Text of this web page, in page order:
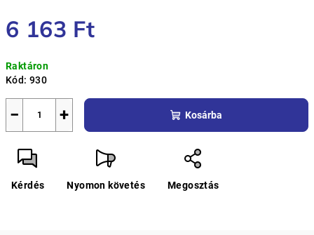
6 163 Ft
Raktáron
Kód: 930
+
− Kosárba
Kérdés Nyomon követés Megosztás